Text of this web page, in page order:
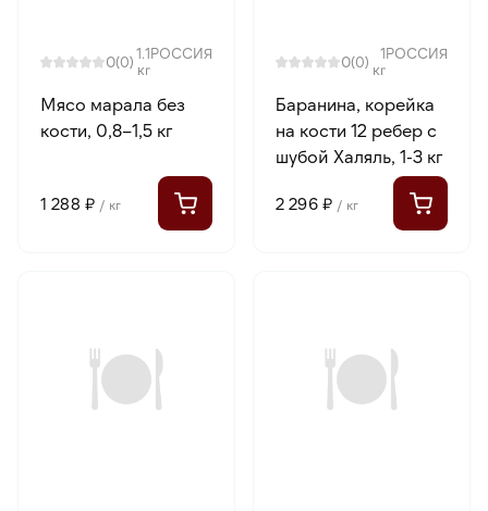
0(0)1.1
кг
РОССИЯ
Мясо марала без
кости, 0,8–1,5 кг
1 288 ₽ / кг
0(0)
1
кг
РОССИЯ
Баранина, корейка
на кости 12 ребер с
шубой Халяль, 1-3 кг
2 296 ₽ / кг